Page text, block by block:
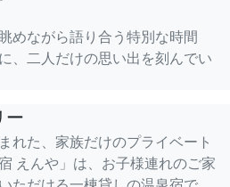
めながら語り合う特別な時間
、二人だけの思い出を刻んでい
ー
れた、家族だけのプライベート
えんや」は、お子様連れのご家